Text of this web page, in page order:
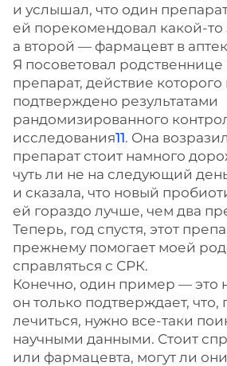
и услышал, что один
ей порекомендовал какой-
а второй — фармацевт в
Я посоветовал родственнице
препарат, действие
подтверждено результатами
рандомизированного
исследования11. Она
препарат стоит намного
чуть ли не на следующий
и сказала, что новый
ей гораздо лучше, чем два
Теперь, год спустя, этот
прежнему помогает моей
справляться с СРК.
Конечно, один пример — это
он только подтверждает,
лечиться, нужно все-таки
научными данными. Стоит
или фармацевта, могут ли